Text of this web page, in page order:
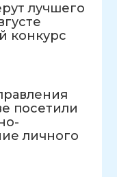
лучшего
конкурс
посетили
личного